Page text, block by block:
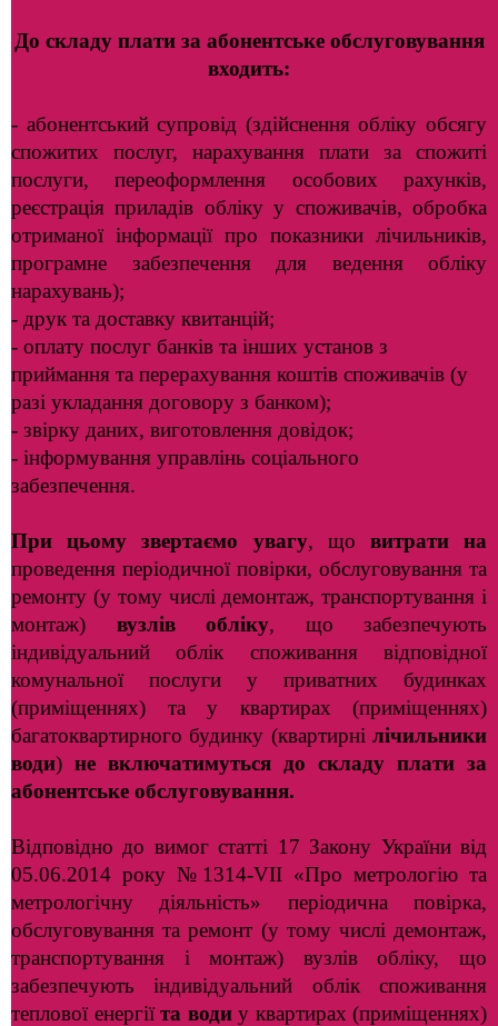
До складу плати за абонентське обслуговування
входить:
- абонентський супровід (здійснення обліку обсягу
спожитих послуг, нарахування плати за спожиті
послуги, переоформлення особових рахунків,
реєстрація приладів обліку у споживачів, обробка
отриманої інформації про показники лічильників,
програмне забезпечення для ведення обліку
нарахувань);
- друк та доставку квитанцій;
- оплату послуг банків та інших установ з
приймання та перерахування коштів споживачів (у
разі укладання договору з банком);
- звірку даних, виготовлення довідок;
- інформування управлінь соціального
забезпечення.
При цьому звертаємо увагу, що витрати
на
проведення періодичної повірки, обслуговування та
ремонту (у тому числі демонтаж, транспортування і
монтаж) вузлів обліку, що забезпечують
індивідуальний облік споживання відповідної
комунальної послуги у приватних будинках
(приміщеннях) та у квартирах (приміщеннях)
багатоквартирного будинку (квартирні лічильники
води) не включатимуться до складу плати за
абонентське обслуговування.
Відповідно до вимог статті 17 Закону України від
05.06.2014 року №1314-VII «Про метрологію та
метрологічну діяльність» періодична повірка,
обслуговування та ремонт (у тому числі демонтаж,
транспортування і монтаж) вузлів обліку, що
забезпечують індивідуальний облік споживання
теплової енергії та водиу квартирах (приміщеннях)